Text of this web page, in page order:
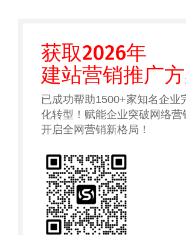
获取2026年
建站营销推广
已成功帮助1500+家知名企业
化转型！赋能企业突破网络营
开启全网营销新格局！